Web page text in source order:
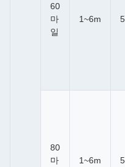
60
마
일
1~6m
80
마
1~6m